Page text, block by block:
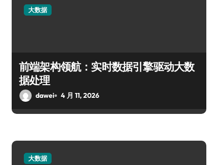
大数据
前端架构领航：实时数据引擎驱动大数
据处理
dawei 4 月 11, 2026
大数据